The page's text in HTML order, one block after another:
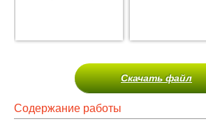
Скачать файл
Содержание работы